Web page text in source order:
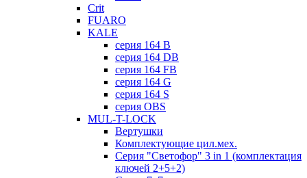
Crit
FUARO
KALE
серия 164 B
серия 164 DB
серия 164 FB
серия 164 G
серия 164 S
серия OBS
MUL-T-LOCK
Вертушки
Комплектующие цил.мех.
Серия "Светофор" 3 in 1 (комплектация
ключей 2+5+2)